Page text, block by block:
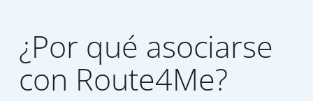
¿Por qué asociarse
con Route4Me?